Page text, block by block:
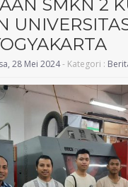
SMKN 2
28 Mei 2024- Kategori :